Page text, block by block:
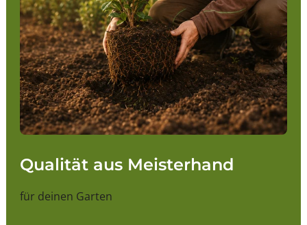
Qualität aus Meisterhand
für deinen Garten